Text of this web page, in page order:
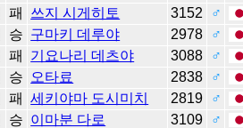
패 쓰지 시게히토 3152
♂
승 구마키 데루야 2978
♂
패 기요나리 데츠야 3088
♂
승 오타료 2838
♂
패 세키야마 도시미치 2819
♂
승 이마분 다로 3109
♂